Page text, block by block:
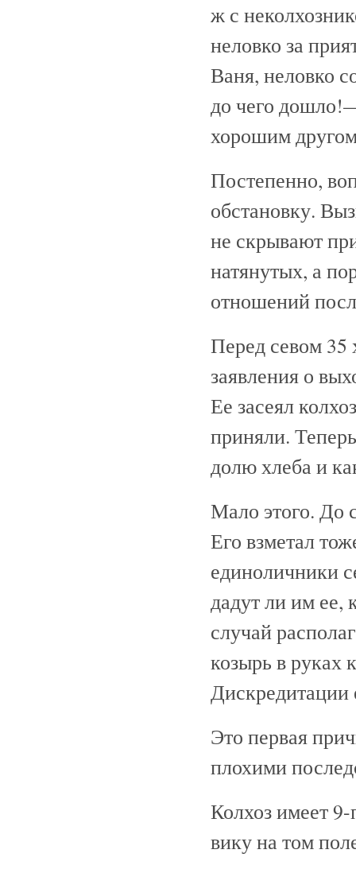
ж с
неловко за
Ваня, неловко
до чего
хорошим
Постепенно,
обстановку.
не скрывают
натянутых, а
отношений
Перед севом 35
заявления о
Ее засеял
приняли.
долю хлеба и
Мало этого. До
Его взметал
единоличники
дадут ли им ее,
случай
козырь в руках
Дискредитации
Это первая
плохими
Колхоз имеет
вику на том